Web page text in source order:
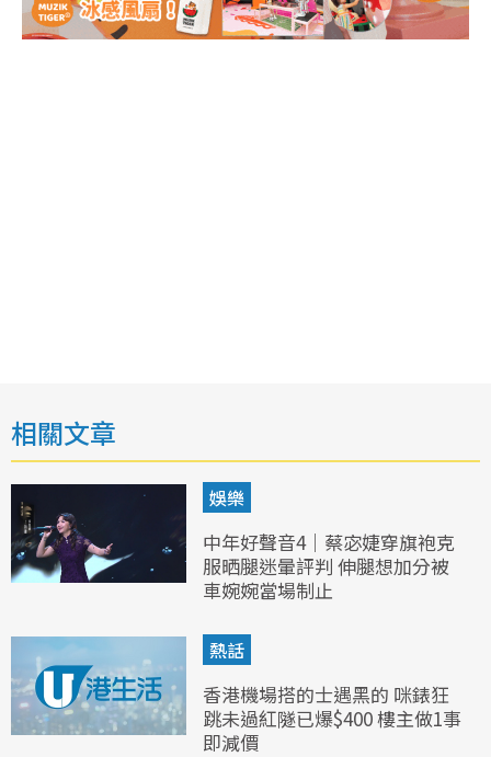
相關文章
娛樂
中年好聲音4｜蔡宓婕穿旗袍克
服晒腿迷暈評判 伸腿想加分被
車婉婉當場制止
熱話
香港機場搭的士遇黑的 咪錶狂
跳未過紅隧已爆$400 樓主做1事
即減價